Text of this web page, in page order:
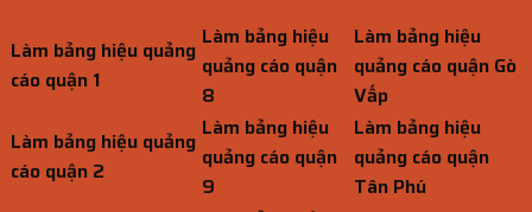
Làm bảng hiệu quảng
cáo quận 1
Làm bảng hiệu
quảng cáo quận
8
Làm bảng hiệu
quảng cáo quận Gò
Vấp
Làm bảng hiệu quảng
cáo quận 2
Làm bảng hiệu
quảng cáo quận
9
Làm bảng hiệu
quảng cáo quận
Tân Phú